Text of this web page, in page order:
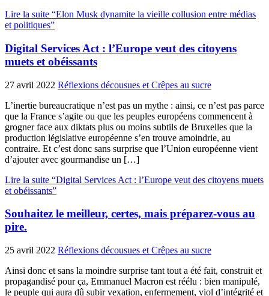
Lire la suite “Elon Musk dynamite la vieille collusion entre médias
et politiques”
Digital Services Act : l’Europe veut des citoyens
muets et obéissants
27 avril 2022 Réflexions décousues et Crêpes au sucre
L’inertie bureaucratique n’est pas un mythe : ainsi, ce n’est pas parce
que la France s’agite ou que les peuples européens commencent à
grogner face aux diktats plus ou moins subtils de Bruxelles que la
production législative européenne s’en trouve amoindrie, au
contraire. Et c’est donc sans surprise que l’Union européenne vient
d’ajouter avec gourmandise un […]
Lire la suite “Digital Services Act : l’Europe veut des citoyens muets
et obéissants”
Souhaitez le meilleur, certes, mais préparez-vous au
pire.
25 avril 2022 Réflexions décousues et Crêpes au sucre
Ainsi donc et sans la moindre surprise tant tout a été fait, construit et
propagandisé pour ça, Emmanuel Macron est réélu : bien manipulé,
le peuple qui aura dû subir vexation, enfermement, viol d’intégrité et